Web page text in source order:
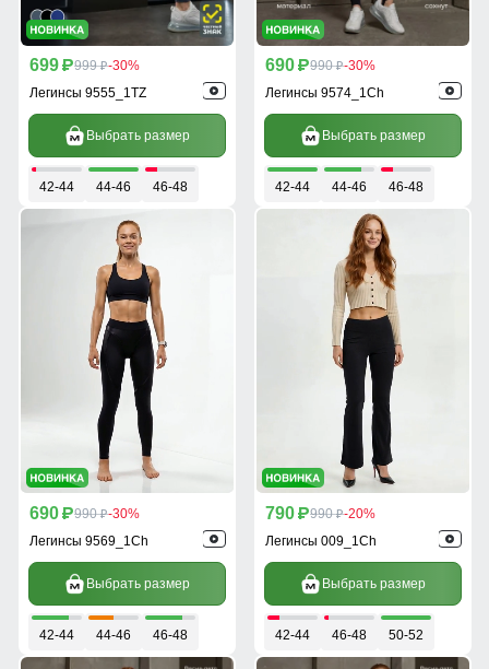
699 p999 p-30%
Легинсы 9555_1TZ
Выбрать размер
42-44 44-46 46-48
690 p990 p-30%
Легинсы 9574_1Ch
Выбрать размер
42-44 44-46 46-48
690 p990 p-30%
Легинсы 9569_1Ch
Выбрать размер
42-44 44-46 46-48
790 p990 p-20%
Легинсы 009_1Ch
Выбрать размер
42-44 46-48 50-52